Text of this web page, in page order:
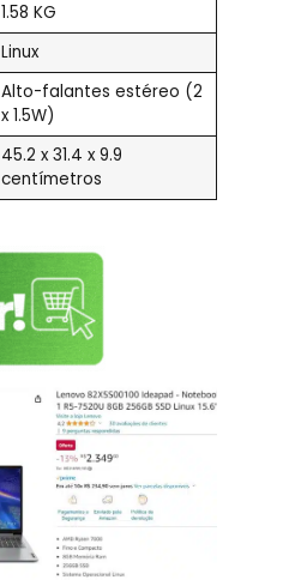
1.58 KG
Linux
Alto-falantes estéreo (2
x 1.5W)
45.2 x 31.4 x 9.9
centímetros